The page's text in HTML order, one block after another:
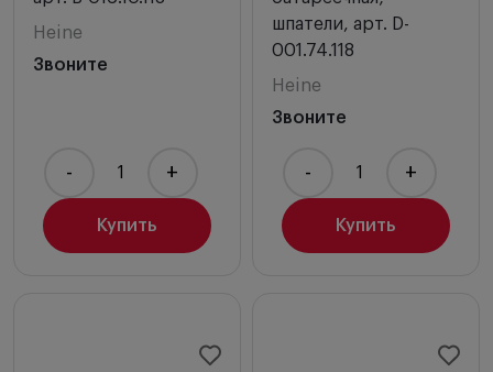
Heine
Звоните
Купить
- +
шпатели, арт. D-
001.74.118
Heine
Звоните
Купить
- +